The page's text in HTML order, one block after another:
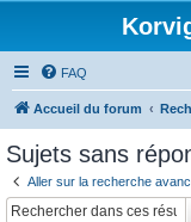
FAQ
Accueil du forum
Sujets sans
Aller sur la recherche